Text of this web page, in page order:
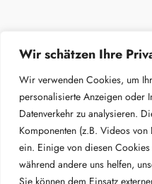
Wir schätzen Ihre
Wir verwenden Cookies, um
personalisierte Anzeigen oder
Datenverkehr zu analysieren.
Komponenten (z.B. Videos
ein. Einige von diesen
während andere uns helfen,
Sie können dem Einsatz
Marienschule
Impressum
Datenschutz